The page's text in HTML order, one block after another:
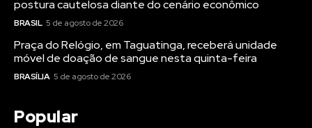
postura cautelosa diante do cenário econômico
BRASIL 5 de agosto de 2026
Praça do Relógio, em Taguatinga, receberá unidade
móvel de doação de sangue nesta quinta-feira
BRASÍLIA 5 de agosto de 2026
Popular